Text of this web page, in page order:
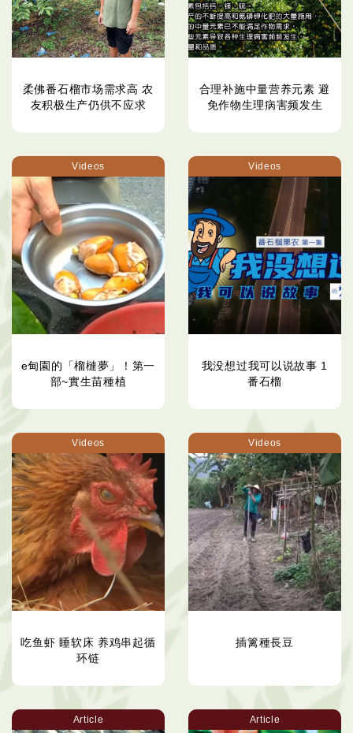
柔佛番石榴市场需求高 农
友积极生产仍供不应求
合理补施中量营养元素 避
免作物生理病害频发生
Videos
e甸園的「榴槤夢」！第一
部~實生苗種植
Videos
我没想过我可以说故事 1
番石榴
Videos
吃鱼虾 睡软床 养鸡串起循
环链
Videos
插篱種長豆
Article Article